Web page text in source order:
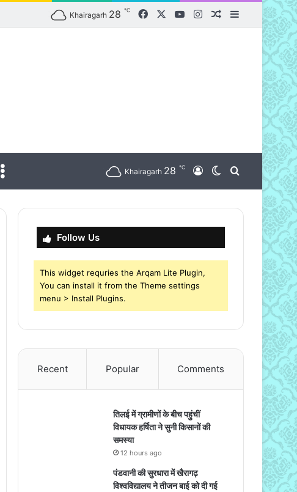
Khairagarh 28 ℃ FacebookYouTubeInstagramRandom Article
Sidebar
Khairagarh 28 ℃ Log InSwitch skin
Search for
Follow Us
This widget requries the Arqam Lite Plugin,
You can install it from the Theme settings
menu > Install Plugins.
Recent Popular Comments
तिलई में ग्रामीणों के बीच पहुंचीं
विधायक हर्षिता ने सुनी किसानों की
समस्या
12 hours ago
पंडवानी की सुरधारा में खैरागढ़
विश्वविद्यालय ने तीजन बाई को दी गई